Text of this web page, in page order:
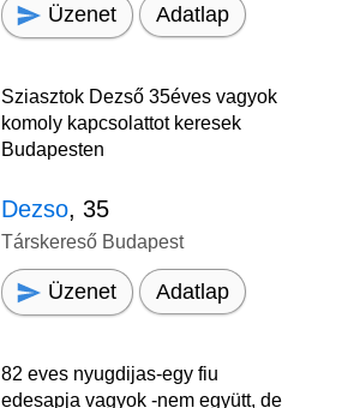
Üzenet Adatlap
Sziasztok Dezső 35éves vagyok
komoly kapcsolattot keresek
Budapesten
Dezso, 35
Társkereső Budapest
Üzenet Adatlap
82 eves nyugdijas-egy fiu
edesapja vagyok -nem együtt, de